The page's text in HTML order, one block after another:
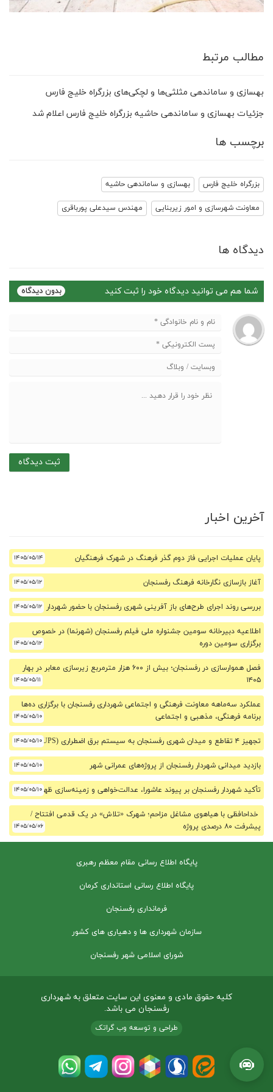
مطالب مرتبط
بهسازی و ساماندهی مثلثی‌ها و لچکی‌های بزرگراه خلیج فارس
جزئیات بهسازی و ساماندهی حاشیه بزرگراه خلیج فارس اعلام شد
برچسب ها
بزرگراه خلیج فارس بهسازی و ساماندهی حاشیه
معاونت شهرسازی و امور زیربنایی مهندس سیدعلی پورباقری
دیدگاه ها
شما هم می توانید دیدگاه خود را ثبت کنید
آخرین اخبار
پایان عملیات اجرایی فاز دوم گذر فرهنگ در شهرک فرهنگیان ۱۴۰۵/۰۵/۱۴
آغاز بازسازی نگارخانه فرهنگ رفسنجان ۱۴۰۵/۰۵/۱۲
بررسی روند اجرای طرح‌های باز آفرینی شهری رفسنجان با حضور شهردار ۱۴۰۵/۰۵/۱۲
اطلاعیه دبیرخانه سومین جشنواره ملی فیلم رفسنجان (شهرنما) در خصوص
برگزاری سومین دوره
۱۴۰۵/۰۵/۱۲
فصل هموارسازی در رفسنجان؛ بیش از ۶۰۰ هزار مترمربع زیرسازی معابر در بهار
۱۴۰۵
۱۴۰۵/۰۵/۱۱
عملکرد سه‌ماهه معاونت فرهنگی و اجتماعی شهرداری رفسنجان با برگزاری ده‌ها
برنامه فرهنگی، مذهبی و اجتماعی
۱۴۰۵/۰۵/۱۰
تجهیز ۴ تقاطع و میدان شهری رفسنجان به سیستم برق اضطراری (UPS) ۱۴۰۵/۰۵/۱۰
بازدید میدانی شهردار رفسنجان از پروژه‌های عمرانی شهر ۱۴۰۵/۰۵/۱۰
تأکید شهردار رفسنجان بر پیوند عاشورا، عدالت‌خواهی و زمینه‌سازی ظهور۱۴۰۵/۰۵/۱۰
خداحافظی با هیاهوی مشاغل مزاحم؛ شهرک «تلاش» در یک قدمی افتتاح /
پیشرفت ۸۰ درصدی پروژه
۱۴۰۵/۰۵/۰۶
پایگاه اطلاع رسانی مقام معظم رهبری
پایگاه اطلاع رسانی استانداری کرمان
فرمانداری رفسنجان
سازمان شهرداری ها و دهیاری های کشور
شورای اسلامی شهر رفسنجان
کلیه حقوق مادی و معنوی این سایت متعلق به شهرداری
رفسنجان می باشد.
طراحی و توسعه وب گراتک